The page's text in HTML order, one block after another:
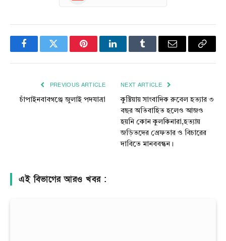
FacebookTwitter PinterestLinkedInTumblr Email
Copy
PREVIOUS ARTICLE
চাঁপাইনবাবগঞ্জে জুলাই পদযাত্রা
NEXT ARTICLE
কুষ্টিয়ায় সাংবাদিক রুবেল হত্যার ৩
বছর অতিবাহিত হলেও আজও
হয়নি কোন কুলকিনারা,হত্যায়
জড়িতদের গ্রেফতার ও বিচারের
দাবিতে মানববন্ধন।
এই বিভাগের আরও খবর :